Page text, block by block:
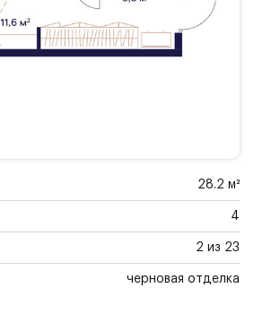
28.2 м²
4
2 из 23
черновая отделка